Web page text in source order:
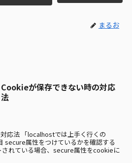
まるお
Cookieが保存できない時の対応
法
応法 「localhostでは上手く行くの
secure属性をつけているかを確認する
れている場合、secure属性をcookieに